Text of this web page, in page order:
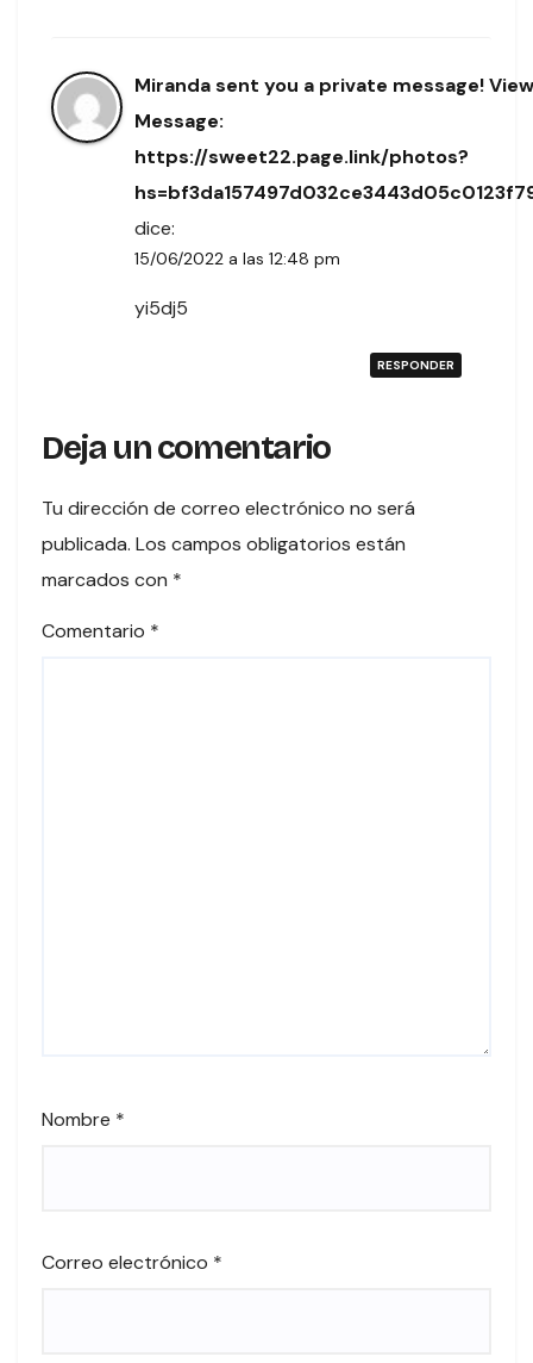
Miranda sent you a private message! View
Message:
https://sweet22.page.link/photos?
dice:
15/06/2022 a las 12:48 pm
yi5dj5
RESPONDER
Deja un comentario
Tu dirección de correo electrónico no será
publicada. Los campos obligatorios están
marcados con *
Comentario *
Nombre *
Correo electrónico *